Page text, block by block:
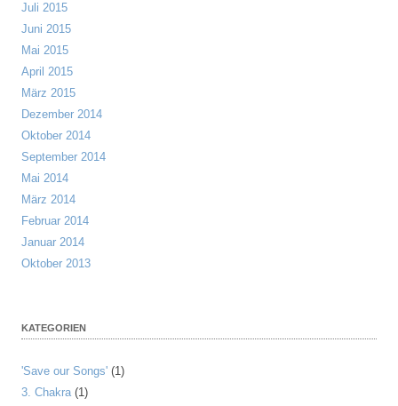
Juli 2015
Juni 2015
Mai 2015
April 2015
März 2015
Dezember 2014
Oktober 2014
September 2014
Mai 2014
März 2014
Februar 2014
Januar 2014
Oktober 2013
KATEGORIEN
'Save our Songs' (1)
3. Chakra(1)